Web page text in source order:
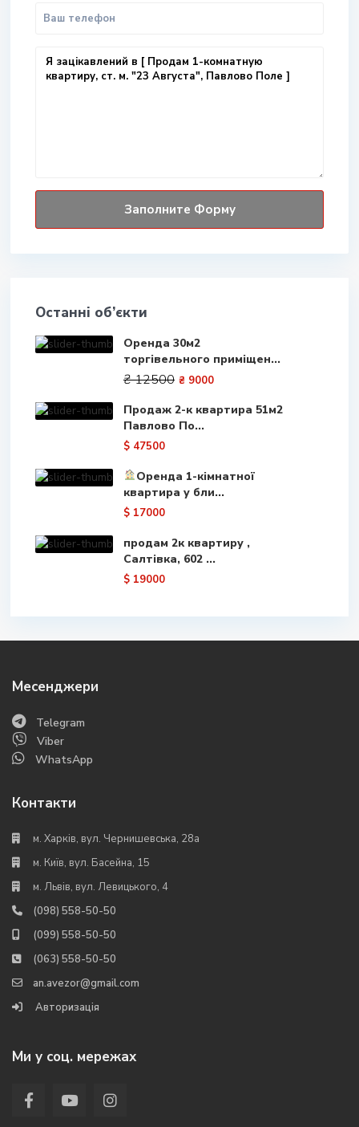
Останні об’єкти
Оренда 30м2
торгівельного приміщен...
₴ 12500 ₴ 9000
Продаж 2-к квартира 51м2
Павлово По...
$ 47500
Оренда 1-кімнатної
квартира у бли...
$ 17000
продам 2к квартиру ,
Салтівка, 602 ...
$ 19000
Месенджери
Telegram
Viber
WhatsApp
Контакти
м. Харків, вул. Чернишевська, 28а
м. Київ, вул. Басейна, 15
м. Львів, вул. Левицького, 4
(098) 558-50-50
(099) 558-50-50
(063) 558-50-50
an.avezor@gmail.com
Авторизація
Ми у соц. мережах